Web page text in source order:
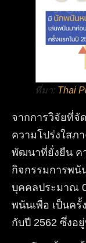
ที่มา: Thai
จากการวิจัยที่จั
ความโปร่งใสภ
พัฒนาที่ยั่งยืน ค
กิจกรรมการพนั
บุคคลประมาณ
พนันเพื่อ เป็นครั้
กับปี 2562 ซึ่งอ